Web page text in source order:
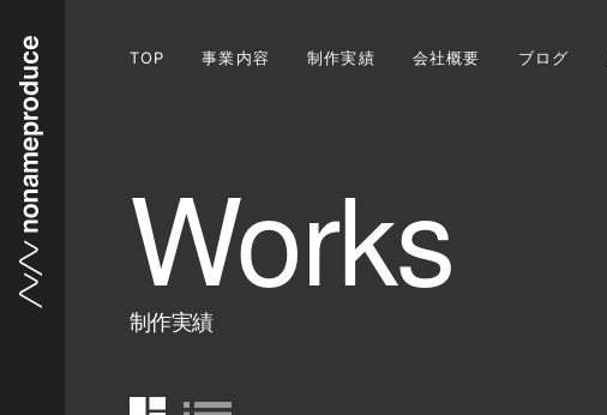
TOP 事業内容 制作実績 会社概要 ブログ
制作実績